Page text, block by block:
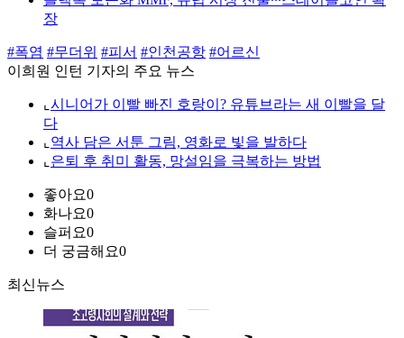
장
#폭염 #무더위 #피서 #인천공항 #어르신
이희원 인턴 기자의 주요 뉴스
⌞ 시니어가 이빨 빠진 호랑이? 유튜브라는 새 이빨을 달
다
⌞ 역사 담은 서툰 그림, 영화로 빛을 발하다
⌞ 은퇴 후 취미 활동, 망설임을 극복하는 방법
좋아요0
화나요0
슬퍼요0
더 궁금해요0
최신뉴스